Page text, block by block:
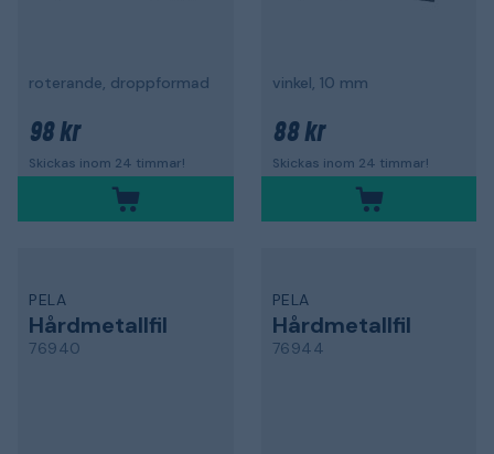
roterande, droppformad
98 kr
Skickas inom 24 timmar!
vinkel, 10 mm
88 kr
Skickas inom 24 timmar!
PELA
Hårdmetallfil
76940
PELA
Hårdmetallfil
76944